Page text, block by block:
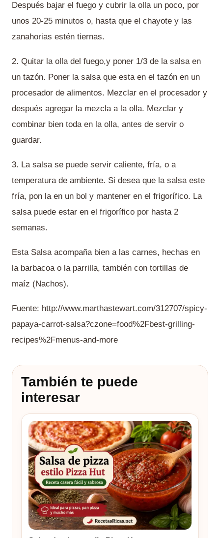
Después bajar el fuego y cubrir la olla un poco, por
unos 20-25 minutos o, hasta que el chayote y las
zanahorias estén tiernas.
2. Quitar la olla del fuego,y poner 1/3 de la salsa en
un tazón. Poner la salsa que esta en el tazón en un
procesador de alimentos. Mezclar en el procesador y
después agregar la mezcla a la olla. Mezclar y
combinar bien toda en la olla, antes de servir o
guardar.
3. La salsa se puede servir caliente, fría, o a
temperatura de ambiente. Si desea que la salsa este
fría, pon la en un bol y mantener en el frigorífico. La
salsa puede estar en el frigorífico por hasta 2
semanas.
Esta Salsa acompaña bien a las carnes, hechas en
la barbacoa o la parrilla, también con tortillas de
maíz (Nachos).
Fuente: http://www.marthastewart.com/312707/spicy-
papaya-carrot-salsa?czone=food%2Fbest-grilling-
recipes%2Fmenus-and-more
También te puede
interesar